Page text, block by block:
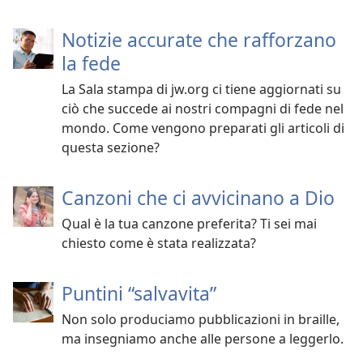
Notizie accurate che rafforzano
la fede
La Sala stampa di jw.org ci tiene aggiornati su
ciò che succede ai nostri compagni di fede nel
mondo. Come vengono preparati gli articoli di
questa sezione?
Canzoni che ci avvicinano a Dio
Qual è la tua canzone preferita? Ti sei mai
chiesto come è stata realizzata?
Puntini “salvavita”
Non solo produciamo pubblicazioni in braille,
ma insegniamo anche alle persone a leggerlo.